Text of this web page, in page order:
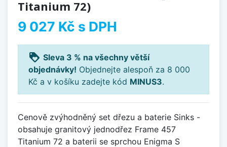
Titanium 72)
9 027 Kč s DPH
loyalty Sleva 3 % na všechny větší
objednávky! Objednejte alespoň za 8 000
Kč a v košíku zadejte kód MINUS3.
Cenově zvýhodněný set dřezu a baterie Sinks -
obsahuje granitový jednodřez Frame 457
Titanium 72 a baterii se sprchou Enigma S